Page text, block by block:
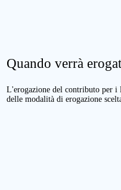
Quando verrà
L'erogazione del contributo per i
delle modalità di erogazione